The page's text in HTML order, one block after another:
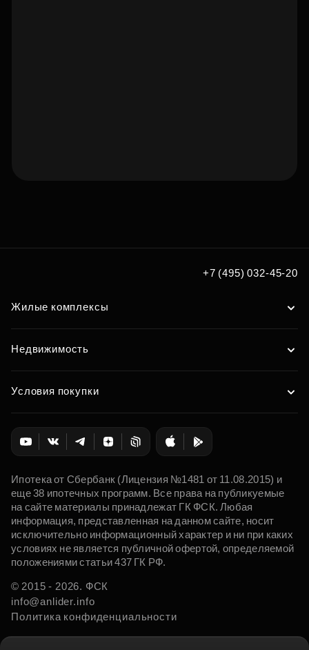
+7 (495) 032-45-20
Жилые комплексы
Недвижимость
Условия покупки
Ипотека от Сбербанк (Лицензия №1481 от 11.08.2015) и
еще 38 ипотечных программ. Все права на публикуемые
на сайте материалы принадлежат ГК ФСК. Любая
информация, представленная на данном сайте, носит
исключительно информационный характер и ни при каких
условиях не является публичной офертой, определяемой
положениями статьи 437 ГК РФ.
© 2015 - 2026. ФСК
info@anlider.info
Политика конфиденциальности